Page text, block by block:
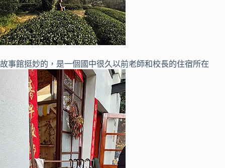
故事館挺妙的，是一個國中很久以前老師和校長的住宿所在